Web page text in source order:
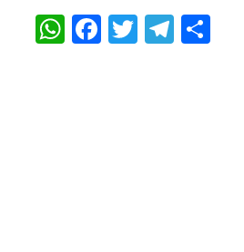
WhatsApp
Facebook
Twitter